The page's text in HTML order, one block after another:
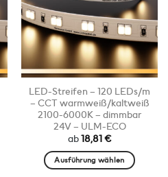
Optionen
können
auf
der
Produktseite
gewählt
werden
LED-Streifen – 120 LEDs/m
– CCT warmweiß/kaltweiß
2100-6000K – dimmbar
24V – ULM-ECO
ab18,81€
Ausführung wählen